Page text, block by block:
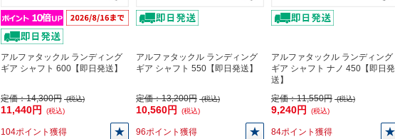
アルファタックル ランディング
ギア シャフト 600【即日発送】
定価：14,300円 (税込)
11,440円 (税込)
104ポイント獲得
アルファタックル ランディング
ギア シャフト 550【即日発送】
定価：13,200円 (税込)
10,560円 (税込)
96ポイント獲得
アルファタックル ランディング
ギア シャフト ナノ 450【即日発
送】
定価：11,550円 (税込)
9,240円 (税込)
84ポイント獲得